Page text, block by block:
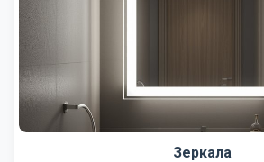
Зеркала